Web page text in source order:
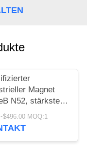
Magnet
N52, stärkste
Erdmagneten
MOQ:1